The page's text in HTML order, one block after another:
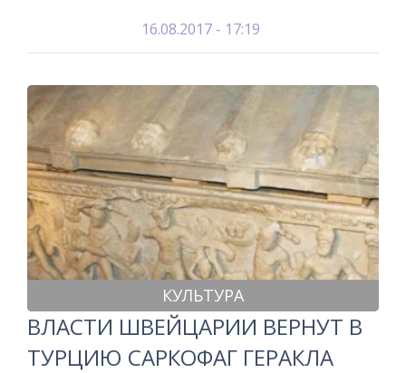
16.08.2017 - 17:19
КУЛЬТУРА
ВЛАСТИ ШВЕЙЦАРИИ ВЕРНУТ В
ТУРЦИЮ САРКОФАГ ГЕРАКЛА